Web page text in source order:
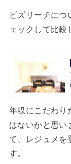
ビズリーチにつ
ェックして比較
年収にこだわり
はないかと思い
て、レジュメを
す。